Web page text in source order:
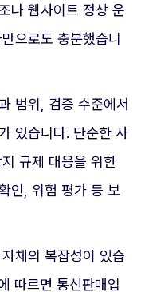
나 웹사이트 정상 운
으로도 충분했습니
범위, 검증 수준에서
있습니다. 단순한 사
규제 대응을 위한
인, 위험 평가 등 보
체의 복잡성이 있습
따르면 통신판매업